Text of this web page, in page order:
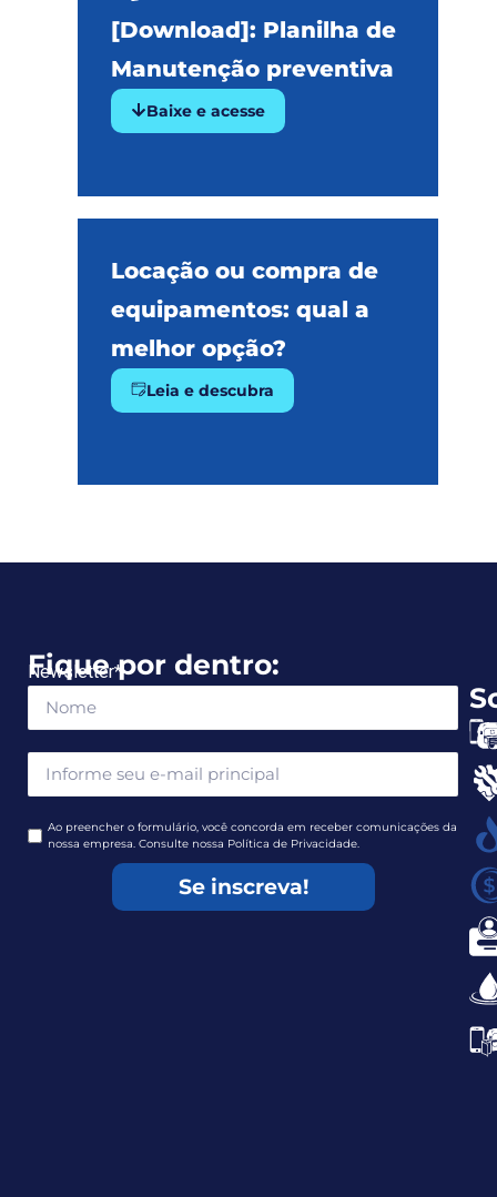
[Download]: Planilha de
Manutenção preventiva
Baixe e acesse
Locação ou compra de
equipamentos: qual a
melhor opção?
Leia e descubra
Fique por dentro:
Newsletter*
Ao preencher o formulário, você concorda em receber comunicações da
nossa empresa. Consulte nossa Política de Privacidade.
Se inscreva!